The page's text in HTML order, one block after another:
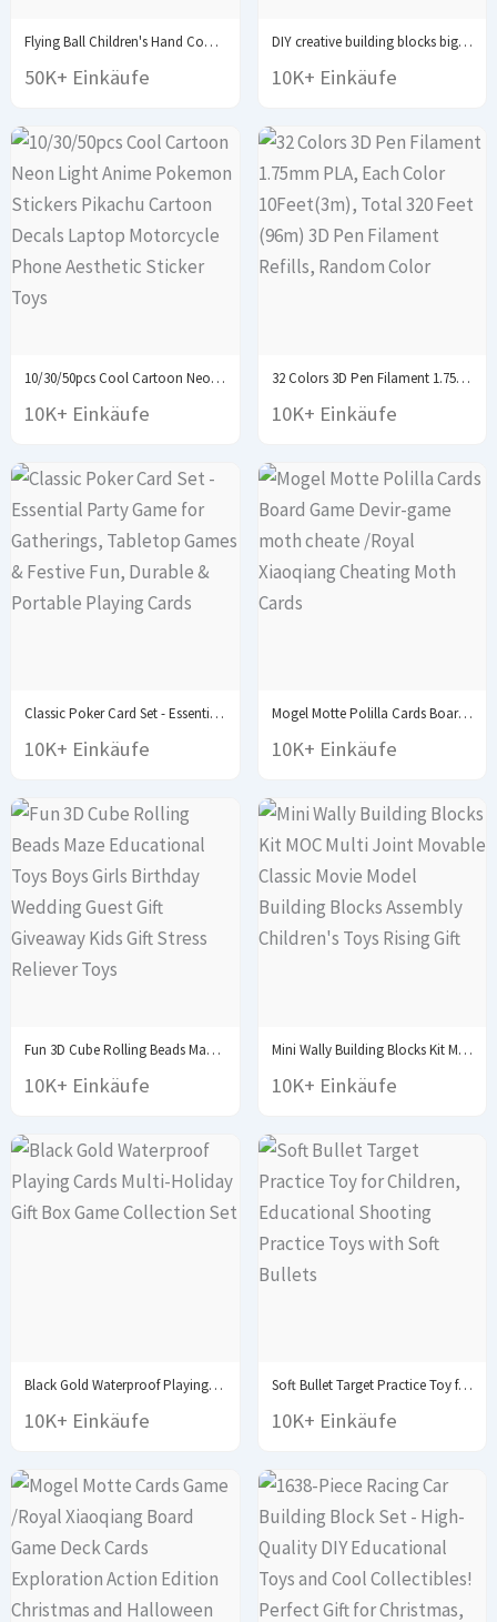
Flying Ball Children's Hand Controlled Color LED Cosmic...
50K+ Einkäufe
DIY creative building blocks big set city classic...
10K+ Einkäufe
10/30/50pcs Cool Cartoon Neon Light Anime Pokemon Stickers...
10K+ Einkäufe
32 Colors 3D Pen Filament 1.75mm PLA, Each...
10K+ Einkäufe
Classic Poker Card Set - Essential Party Game...
10K+ Einkäufe
Mogel Motte Polilla Cards Board Game Devir-game moth...
10K+ Einkäufe
Fun 3D Cube Rolling Beads Maze Educational Toys...
10K+ Einkäufe
Mini Wally Building Blocks Kit MOC Multi Joint...
10K+ Einkäufe
Black Gold Waterproof Playing Cards Multi-Holiday Gift Box...
10K+ Einkäufe
Soft Bullet Target Practice Toy for Children, Educational...
10K+ Einkäufe